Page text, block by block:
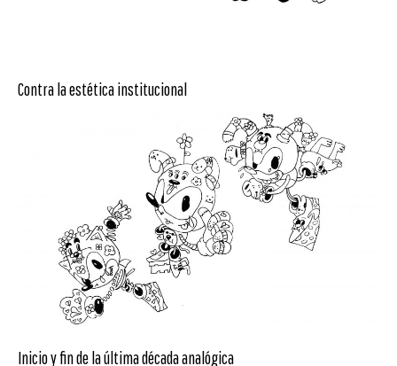
Contra la estética institucional
Inicio y fin de la última década analógica